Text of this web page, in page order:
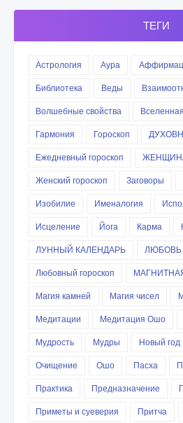
ТЕГИ
Астрология Аура
Библиотека
Веды
Волшебные свойства
Вселенная
Гармония
Гороскоп
Ежедневный гороскоп
Женский гороскоп
Заговоры
Изобилие
Именалогия
Исцеление
Йога Карма
ЛУННЫЙ КАЛЕНДАРЬ
ЛЮБОВЬ
Любовный гороскоп
Магия камней
Магия чисел
Медитации
Медитация Ошо
Мудрость
Мудры Новый год
Очищение
Ошо Пасха
Практика
Предназначение
Приметы и суеверия
Притча